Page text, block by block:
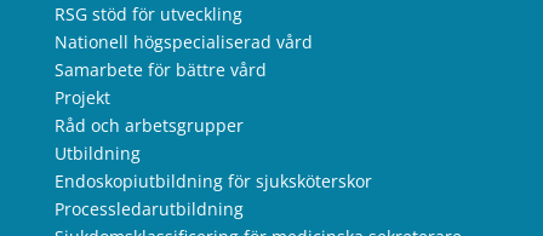
RSG stöd för utveckling
Nationell högspecialiserad vård
Samarbete för bättre vård
Projekt
Råd och arbetsgrupper
Utbildning
Endoskopiutbildning för sjuksköterskor
Processledarutbildning